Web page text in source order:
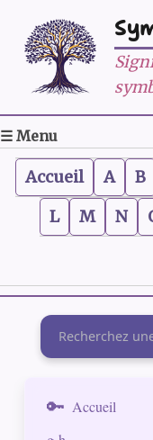
☰ Menu
Accueil A B
L
M N
Rechercher
Accueil